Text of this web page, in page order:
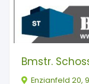
Bmstr.
Enzianfeld 20,